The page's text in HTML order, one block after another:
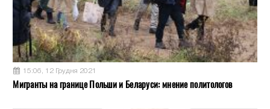
15:06, 12 Грудня 2021
Мигранты на границе Польши и Беларуси: мнение политологов